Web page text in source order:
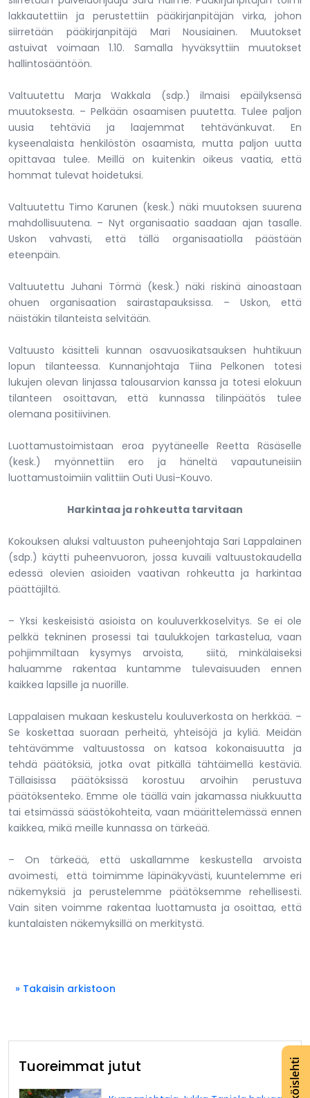
lakkautettiin ja perustettiin pääkirjanpitäjän virka, johon
siirretään pääkirjanpitäjä Mari Nousiainen. Muutokset
astuivat voimaan 1.10. Samalla hyväksyttiin muutokset
hallintosääntöön.
Valtuutettu Marja Wakkala (sdp.) ilmaisi epäilyksensä
muutoksesta. – Pelkään osaamisen puutetta. Tulee paljon
uusia tehtäviä ja laajemmat tehtävänkuvat. En
kyseenalaista henkilöstön osaamista, mutta paljon uutta
opittavaa tulee. Meillä on kuitenkin oikeus vaatia, että
hommat tulevat hoidetuksi.
Valtuutettu Timo Karunen (kesk.) näki muutoksen suurena
mahdollisuutena. – Nyt organisaatio saadaan ajan tasalle.
Uskon vahvasti, että tällä organisaatiolla päästään
eteenpäin.
Valtuutettu Juhani Törmä (kesk.) näki riskinä ainoastaan
ohuen organisaation sairastapauksissa. – Uskon, että
näistäkin tilanteista selvitään.
Valtuusto käsitteli kunnan osavuosikatsauksen huhtikuun
lopun tilanteessa. Kunnanjohtaja Tiina Pelkonen totesi
lukujen olevan linjassa talousarvion kanssa ja totesi elokuun
tilanteen osoittavan, että kunnassa tilinpäätös tulee
olemana positiivinen.
Luottamustoimistaan eroa pyytäneelle Reetta Räsäselle
(kesk.) myönnettiin ero ja häneltä vapautuneisiin
luottamustoimiin valittiin Outi Uusi-Kouvo.
Harkintaa ja rohkeutta tarvitaan
Kokouksen aluksi valtuuston puheenjohtaja Sari Lappalainen
(sdp.) käytti puheenvuoron, jossa kuvaili valtuustokaudella
edessä olevien asioiden vaativan rohkeutta ja harkintaa
päättäjiltä.
– Yksi keskeisistä asioista on kouluverkkoselvitys. Se ei ole
pelkkä tekninen prosessi tai taulukkojen tarkastelua, vaan
pohjimmiltaan kysymys arvoista, siitä, minkälaiseksi
haluamme rakentaa kuntamme tulevaisuuden ennen
kaikkea lapsille ja nuorille.
Lappalaisen mukaan keskustelu kouluverkosta on herkkää. –
Se koskettaa suoraan perheitä, yhteisöjä ja kyliä. Meidän
tehtävämme valtuustossa on katsoa kokonaisuutta ja
tehdä päätöksiä, jotka ovat pitkällä tähtäimellä kestäviä.
Tällaisissa päätöksissä korostuu arvoihin perustuva
päätöksenteko. Emme ole täällä vain jakamassa niukkuutta
tai etsimässä säästökohteita, vaan määrittelemässä ennen
kaikkea, mikä meille kunnassa on tärkeää.
– On tärkeää, että uskallamme keskustella arvoista
avoimesti, että toimimme läpinäkyvästi, kuuntelemme eri
näkemyksiä ja perustelemme päätöksemme rehellisesti.
Vain siten voimme rakentaa luottamusta ja osoittaa, että
kuntalaisten näkemyksillä on merkitystä.
» Takaisin arkistoon
Tuoreimmat jutut